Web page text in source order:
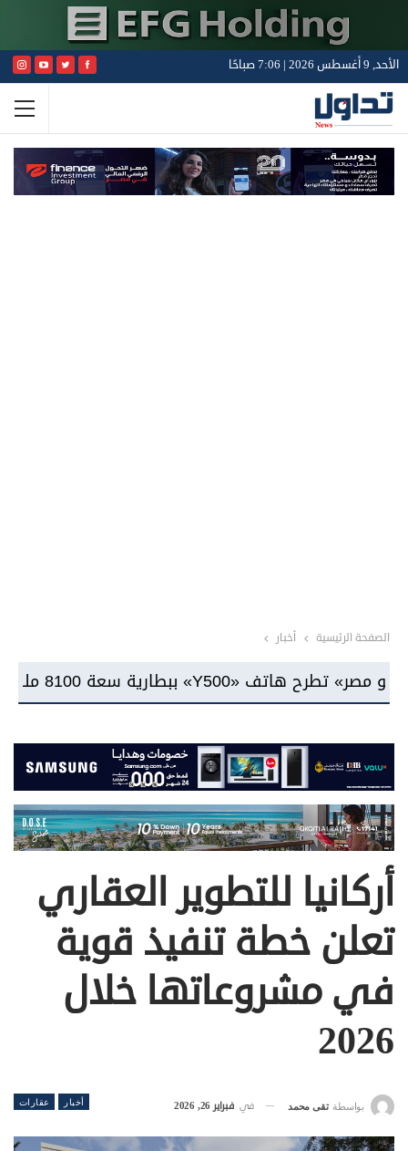
الأحد, 9 أغسطس 2026 | 7:06 صباحًا
الصفحة الرئيسية أخبار
أركانيا للتطوير العقاري
تعلن خطة تنفيذ قوية
في مشروعاتها خلال
2026
أخبار عقارات بواسطة تقى محمد في فبراير 26, 2026